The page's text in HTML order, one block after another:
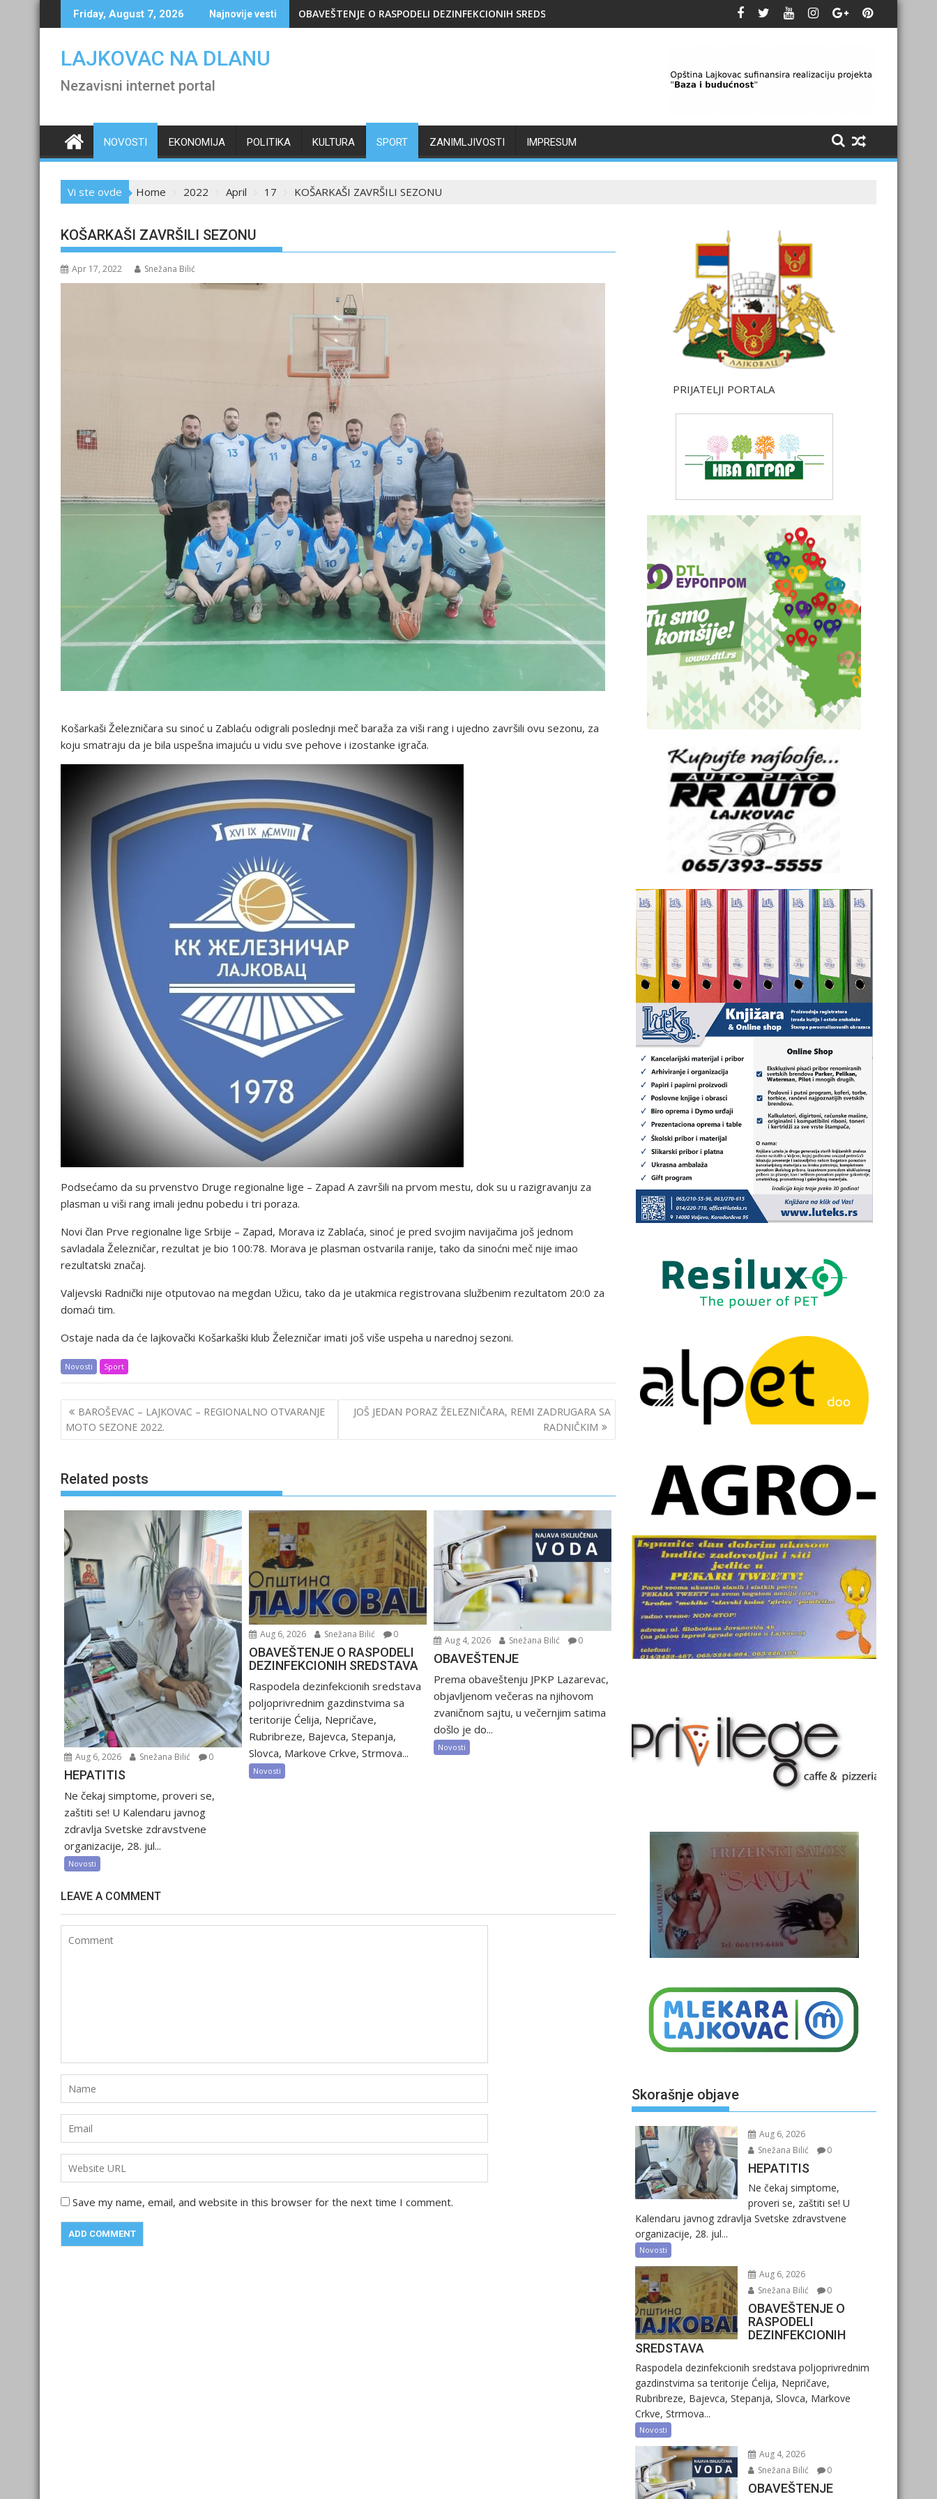
to
Friday, August 7, 2026 Najnovije vesti OBAVEŠTENJE O RASPODELI DEZINFEKCIONIH SREDSTAVA
LAJKOVAC NA DLANU
Nezavisni internet portal
NOVOSTI EKONOMIJA POLITIKA KULTURA SPORT ZANIMLJIVOSTI IMPRESUM
Vi ste ovde Home 2022 April 17 KOŠARKAŠI ZAVRŠILI SEZONU
KOŠARKAŠI ZAVRŠILI SEZONU
Apr 17, 2022 Snežana Bilić
Košarkaši Železničara su sinoć u Zablaću odigrali poslednji meč baraža za viši rang i ujedno završili ovu sezonu, za
koju smatraju da je bila uspešna imajuću u vidu sve pehove i izostanke igrača.
Podsećamo da su prvenstvo Druge regionalne lige – Zapad A završili na prvom mestu, dok su u razigravanju za
plasman u viši rang imali jednu pobedu i tri poraza.
Novi član Prve regionalne lige Srbije – Zapad, Morava iz Zablaća, sinoć je pred svojim navijačima još jednom
savladala Železničar, rezultat je bio 100:78. Morava je plasman ostvarila ranije, tako da sinoćni meč nije imao
rezultatski značaj.
Valjevski Radnički nije otputovao na megdan Užicu, tako da je utakmica registrovana službenim rezultatom 20:0 za
domaći tim.
Ostaje nada da će lajkovački Košarkaški klub Železničar imati još više uspeha u narednoj sezoni.
Novosti Sport
Post
navigation
BAROŠEVAC – LAJKOVAC – REGIONALNO OTVARANJE
MOTO SEZONE 2022.
JOŠ JEDAN PORAZ ŽELEZNIČARA, REMI ZADRUGARA SA
RADNIČKIM
Related posts
Aug 6, 2026 Snežana Bilić 0
HEPATITIS
Ne čekaj simptome, proveri se,
zaštiti se! U Kalendaru javnog
zdravlja Svetske zdravstvene
organizacije, 28. jul...
Novosti
Aug 6, 2026 Snežana Bilić 0
OBAVEŠTENJE O RASPODELI
DEZINFEKCIONIH SREDSTAVA
Raspodela dezinfekcionih sredstava
poljoprivrednim gazdinstvima sa
teritorije Ćelija, Nepričave,
Rubribreze, Bajevca, Stepanja,
Slovca, Markove Crkve, Strmova...
Novosti
Aug 4, 2026 Snežana Bilić 0
OBAVEŠTENJE
Prema obaveštenju JPKP Lazarevac,
objavljenom večeras na njihovom
zvaničnom sajtu, u večernjim satima
došlo je do...
Novosti
LEAVE A COMMENT
Save my name, email, and website in this browser for the next time I comment.
PRIJATELJI PORTALA
Skorašnje objave
Aug 6, 2026
Snežana Bilić
0
HEPATITIS
Ne čekaj simptome,
proveri se, zaštiti se! U
Kalendaru javnog zdravlja Svetske zdravstvene
organizacije, 28. jul...
Novosti
Aug 6, 2026
Snežana Bilić
0
OBAVEŠTENJE O
RASPODELI
DEZINFEKCIONIH
SREDSTAVA
Raspodela dezinfekcionih sredstava poljoprivrednim
gazdinstvima sa teritorije Ćelija, Nepričave,
Rubribreze, Bajevca, Stepanja, Slovca, Markove
Crkve, Strmova...
Novosti
Aug 4, 2026
Snežana Bilić
0
OBAVEŠTENJE